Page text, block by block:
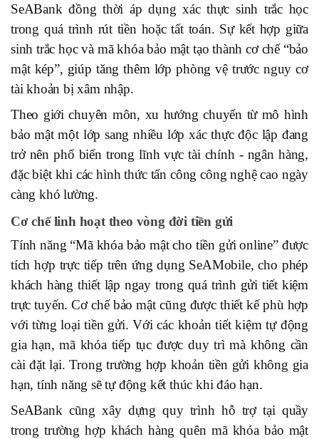
SeABank đồng thời áp dụng xác thực sinh trắc học
trong quá trình rút tiền hoặc tất toán. Sự kết hợp giữa
sinh trắc học và mã khóa bảo mật tạo thành cơ chế “bảo
mật kép”, giúp tăng thêm lớp phòng vệ trước nguy cơ
tài khoản bị xâm nhập.
Theo giới chuyên môn, xu hướng chuyển từ mô hình
bảo mật một lớp sang nhiều lớp xác thực độc lập đang
trở nên phổ biến trong lĩnh vực tài chính - ngân hàng,
đặc biệt khi các hình thức tấn công công nghệ cao ngày
càng khó lường.
Cơ chế linh hoạt theo vòng đời tiền gửi
Tính năng “Mã khóa bảo mật cho tiền gửi online” được
tích hợp trực tiếp trên ứng dụng SeAMobile, cho phép
khách hàng thiết lập ngay trong quá trình gửi tiết kiệm
trực tuyến. Cơ chế bảo mật cũng được thiết kế phù hợp
với từng loại tiền gửi. Với các khoản tiết kiệm tự động
gia hạn, mã khóa tiếp tục được duy trì mà không cần
cài đặt lại. Trong trường hợp khoản tiền gửi không gia
hạn, tính năng sẽ tự động kết thúc khi đáo hạn.
SeABank cũng xây dựng quy trình hỗ trợ tại quầy
trong trường hợp khách hàng quên mã khóa bảo mật